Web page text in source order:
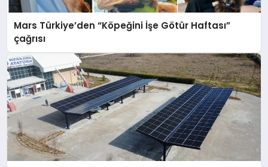
Mars Türkiye’den “Köpeğini İşe Götür Haftası”
çağrısı